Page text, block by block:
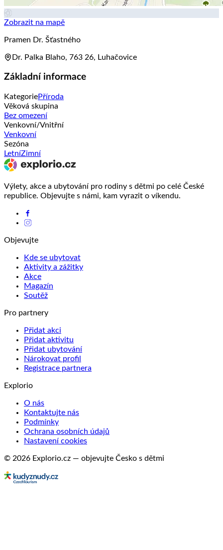
Zobrazit na mapě
Pramen Dr. Šťastného
Dr. Palka Blaho, 763 26, Luhačovice
Základní informace
KategoriePříroda
Věková skupina
Bez omezení
Venkovní/Vnitřní
Venkovní
Sezóna
LetníZimní
Výlety, akce a ubytování pro rodiny s dětmi po celé České
republice. Objevujte s námi, kam vyrazit o víkendu.
Objevujte
Kde se ubytovat
Aktivity a zážitky
Akce
Magazín
Soutěž
Pro partnery
Přidat akci
Přidat aktivitu
Přidat ubytování
Nárokovat profil
Registrace partnera
Explorio
O nás
Kontaktujte nás
Podmínky
Ochrana osobních údajů
Nastavení cookies
© 2026 Explorio.cz — objevujte Česko s dětmi